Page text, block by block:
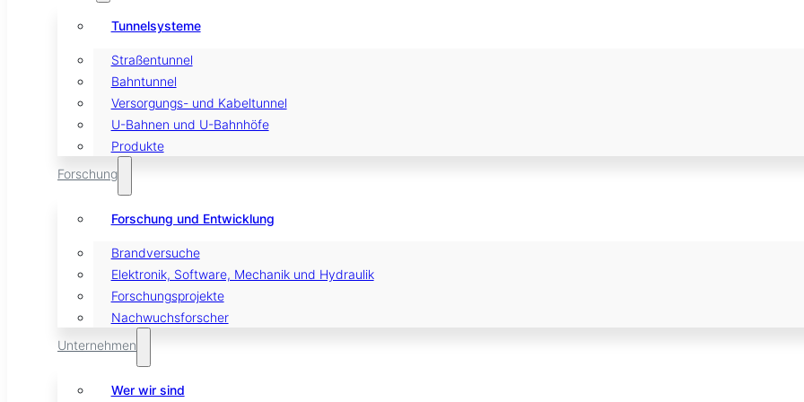
Tunnelsysteme
Straßentunnel
Bahntunnel
Versorgungs- und Kabeltunnel
U-Bahnen und U-Bahnhöfe
Produkte
Forschung
Forschung und Entwicklung
Brandversuche
Elektronik, Software, Mechanik und Hydraulik
Forschungsprojekte
Nachwuchsforscher
Unternehmen
Wer wir sind